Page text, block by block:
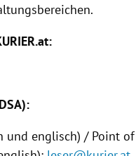
und englisch) / Point of